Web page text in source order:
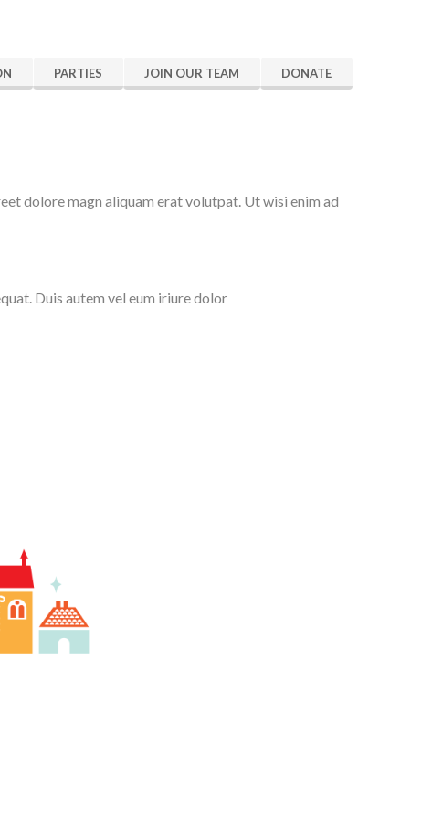
PARTIES JOIN OUR TEAM DONATE
dolore magn aliquam erat volutpat. Ut wisi enim ad
Duis autem vel eum iriure dolor